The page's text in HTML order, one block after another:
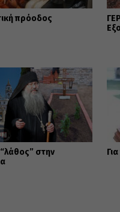
πρόοδος
στην